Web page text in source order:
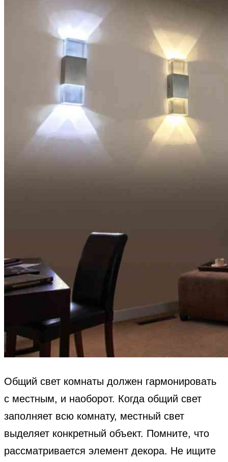
Общий свет комнаты должен гармонировать
с местным, и наоборот. Когда общий свет
заполняет всю комнату, местный свет
выделяет конкретный объект. Помните, что
рассматривается элемент декора. Не ищите